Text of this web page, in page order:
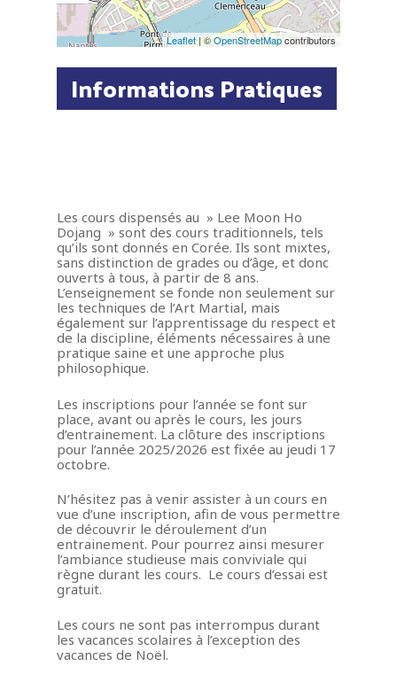
Leaflet| ©OpenStreetMapcontributors
Informations Pratiques
Les cours dispensés au » Lee Moon Ho
Dojang » sont des cours traditionnels, tels
qu’ils sont donnés en Corée. Ils sont mixtes,
sans distinction de grades ou d’âge, et donc
ouverts à tous, à partir de 8 ans.
L’enseignement se fonde non seulement sur
les techniques de l’Art Martial, mais
également sur l’apprentissage du respect et
de la discipline, éléments nécessaires à une
pratique saine et une approche plus
philosophique.
Les inscriptions pour l’année se font sur
place, avant ou après le cours, les jours
d’entrainement. La clôture des inscriptions
pour l’année 2025/2026 est fixée au jeudi 17
octobre.
N’hésitez pas à venir assister à un cours en
vue d’une inscription, afin de vous permettre
de découvrir le déroulement d’un
entrainement. Pour pourrez ainsi mesurer
l’ambiance studieuse mais conviviale qui
règne durant les cours. Le cours d’essai est
gratuit.
Les cours ne sont pas interrompus durant
les vacances scolaires à l’exception des
vacances de Noël.
Maître Lee Moon
Biographie
Palmarès
Actualités
Dojang/Club
Horaires et plan
Vie du club
Taekwondo
Poomsés
Presse
Français